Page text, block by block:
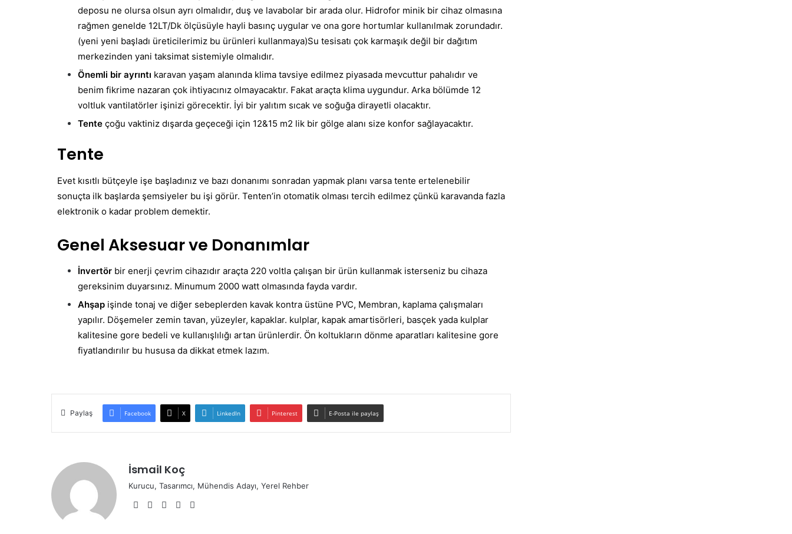
deposu ne olursa olsun ayrı olmalıdır, duş ve lavabolar bir arada olur. Hidrofor minik bir cihaz olmasına
rağmen genelde 12LT/Dk ölçüsüyle hayli basınç uygular ve ona gore hortumlar kullanılmak zorundadır.
(yeni yeni başladı üreticilerimiz bu ürünleri kullanmaya)Su tesisatı çok karmaşık değil bir dağıtım
merkezinden yani taksimat sistemiyle olmalıdır.
Önemli bir ayrıntı karavan yaşam alanında klima tavsiye edilmez piyasada mevcuttur pahalıdır ve
benim fikrime nazaran çok ihtiyacınız olmayacaktır. Fakat araçta klima uygundur. Arka bölümde 12
voltluk vantilatörler işinizi görecektir. İyi bir yalıtım sıcak ve soğuğa dirayetli olacaktır.
Tente çoğu vaktiniz dışarda geçeceği için 12&15 m2 lik bir gölge alanı size konfor sağlayacaktır.
Tente
Evet kısıtlı bütçeyle işe başladınız ve bazı donanımı sonradan yapmak planı varsa tente ertelenebilir
sonuçta ilk başlarda şemsiyeler bu işi görür. Tenten’in otomatik olması tercih edilmez çünkü karavanda fazla
elektronik o kadar problem demektir.
Genel Aksesuar ve Donanımlar
İnvertör bir enerji çevrim cihazıdır araçta 220 voltla çalışan bir ürün kullanmak isterseniz bu cihaza
gereksinim duyarsınız. Minumum 2000 watt olmasında fayda vardır.
Ahşap işinde tonaj ve diğer sebeplerden kavak kontra üstüne PVC, Membran, kaplama çalışmaları
yapılır. Döşemeler zemin tavan, yüzeyler, kapaklar. kulplar, kapak amartisörleri, basçek yada kulplar
kalitesine gore bedeli ve kullanışlılığı artan ürünlerdir. Ön koltukların dönme aparatları kalitesine gore
fiyatlandırılır bu hususa da dikkat etmek lazım.
Paylaş Facebook X LinkedIn Pinterest E-Posta ile paylaş
İsmail Koç
Kurucu, Tasarımcı, Mühendis Adayı, Yerel Rehber